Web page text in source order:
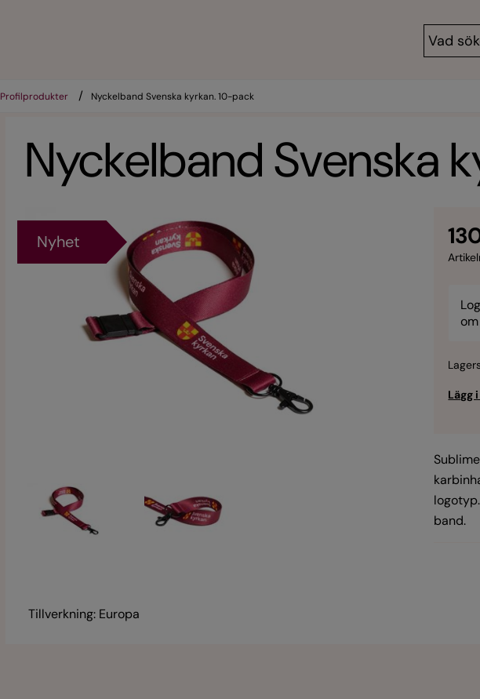
Profilprodukter / Nyckelband Svenska kyrkan. 10-pack
Nyckelband Svenska
Nyhet
band.
Tillverkning: Europa